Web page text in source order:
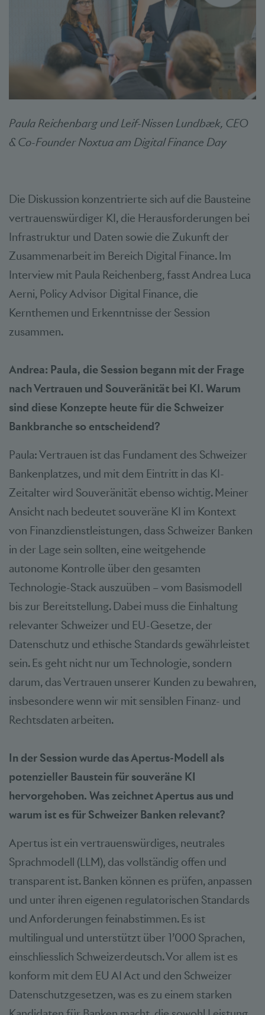
Paula Reichenbarg und Leif-Nissen Lundbæk, CEO
& Co-Founder Noxtua am Digital Finance Day
Die Diskussion konzentrierte sich auf die Bausteine
vertrauenswürdiger KI, die Herausforderungen bei
Infrastruktur und Daten sowie die Zukunft der
Zusammenarbeit im Bereich Digital Finance. Im
Interview mit Paula Reichenberg, fasst Andrea Luca
Aerni, Policy Advisor Digital Finance, die
Kernthemen und Erkenntnisse der Session
zusammen.
Andrea: Paula, die Session begann mit der Frage
nach Vertrauen und Souveränität bei KI. Warum
sind diese Konzepte heute für die Schweizer
Bankbranche so entscheidend?
Paula: Vertrauen ist das Fundament des Schweizer
Bankenplatzes, und mit dem Eintritt in das KI-
Zeitalter wird Souveränität ebenso wichtig. Meiner
Ansicht nach bedeutet souveräne KI im Kontext
von Finanzdienstleistungen, dass Schweizer Banken
in der Lage sein sollten, eine weitgehende
autonome Kontrolle über den gesamten
Technologie-Stack auszuüben – vom Basismodell
bis zur Bereitstellung. Dabei muss die Einhaltung
relevanter Schweizer und EU-Gesetze, der
Datenschutz und ethische Standards gewährleistet
sein. Es geht nicht nur um Technologie, sondern
darum, das Vertrauen unserer Kunden zu bewahren,
insbesondere wenn wir mit sensiblen Finanz- und
Rechtsdaten arbeiten.
In der Session wurde das Apertus-Modell als
potenzieller Baustein für souveräne KI
hervorgehoben. Was zeichnet Apertus aus und
warum ist es für Schweizer Banken relevant?
Apertus ist ein vertrauenswürdiges, neutrales
Sprachmodell (LLM), das vollständig offen und
transparent ist. Banken können es prüfen, anpassen
und unter ihren eigenen regulatorischen Standards
und Anforderungen feinabstimmen. Es ist
multilingual und unterstützt über 1’000 Sprachen,
einschliesslich Schweizerdeutsch. Vor allem ist es
konform mit dem EU AI Act und den Schweizer
Datenschutzgesetzen, was es zu einem starken